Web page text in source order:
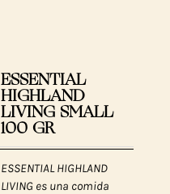
ESSENTIAL
HIGHLAND
LIVING SMALL
100 GR
ESSENTIAL HIGHLAND
LIVING es una comida